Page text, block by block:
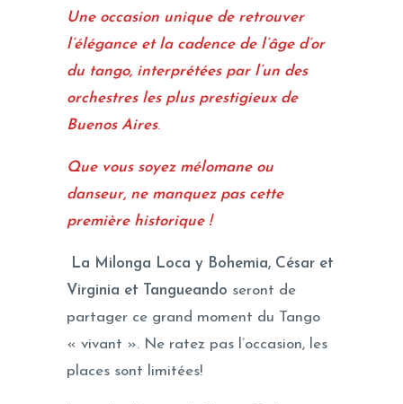
Une occasion unique de retrouver
l’élégance et la cadence de l’âge d’or
du tango, interprétées par l’un des
orchestres les plus prestigieux de
Buenos Aires.
Que vous soyez mélomane ou
danseur, ne manquez pas cette
première historique !
La Milonga Loca y Bohemia, César et
Virginia et Tangueando seront de
partager ce grand moment du Tango
« vivant ». Ne ratez pas l’occasion, les
places sont limitées!